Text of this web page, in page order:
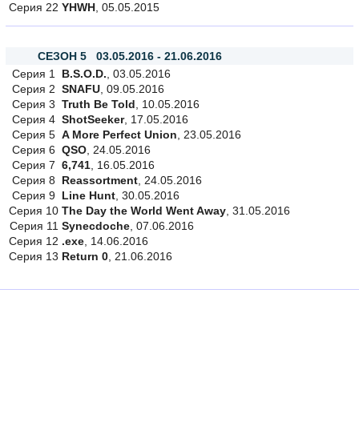
Серия 22 YHWH , 05.05.2015
СЕЗОН 5 03.05.2016 - 21.06.2016
Серия 1
B.S.O.D. , 03.05.2016
Серия 2 SNAFU , 09.05.2016
Серия 3 Truth Be Told , 10.05.2016
Серия 4 ShotSeeker, 17.05.2016
Серия 5 A More Perfect Union , 23.05.2016
Серия 6 QSO , 24.05.2016
Серия 7 6,741 , 16.05.2016
Серия 8
Reassortment , 24.05.2016
Серия 9 Line Hunt , 30.05.2016
Серия 10 The Day the World Went Away , 31.05.2016
Серия 11 Synecdoche , 07.06.2016
Серия 12 .exe , 14.06.2016
Серия 13 Return 0 , 21.06.2016